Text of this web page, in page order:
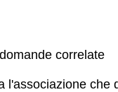
correlate
l'associazione che